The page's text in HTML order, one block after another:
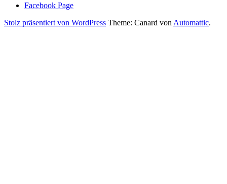
Facebook Page
Stolz präsentiert von WordPress Theme: Canard von Automattic.